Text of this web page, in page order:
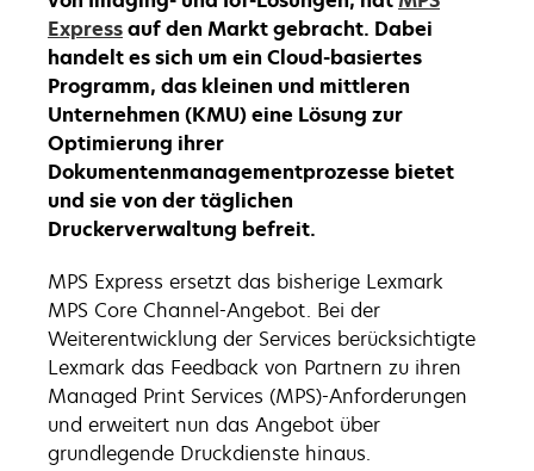
Expressauf den Markt gebracht. Dabei
handelt es sich um ein Cloud-basiertes
Programm, das kleinen und mittleren
Unternehmen (KMU) eine Lösung zur
Optimierung ihrer
Dokumentenmanagementprozesse bietet
und sie von der täglichen
Druckerverwaltung befreit.
MPS Express ersetzt das bisherige Lexmark
MPS Core Channel-Angebot. Bei der
Weiterentwicklung der Services berücksichtigte
Lexmark das Feedback von Partnern zu ihren
Managed Print Services (MPS)-Anforderungen
und erweitert nun das Angebot über
grundlegende Druckdienste hinaus.